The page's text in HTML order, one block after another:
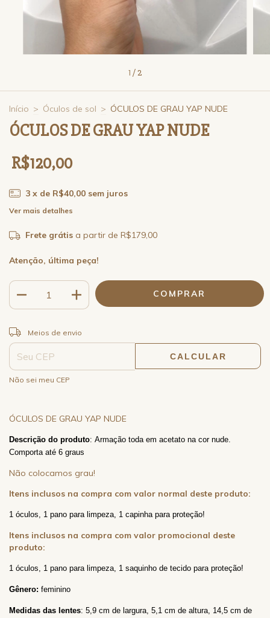
1 /2
Início > Óculos de sol > ÓCULOS DE GRAU YAP NUDE
ÓCULOS DE GRAU YAP NUDE
R$120,00
3 x de R$40,00 sem juros
Ver mais detalhes
Frete grátis a partir de R$179,00
Atenção, última peça!
Entregas para o CEP:
Meios de envio
CALCULAR
Não sei meu CEP
ÓCULOS DE GRAU YAP NUDE
Descrição do produto: Armação toda em acetato na cor nude.
Comporta até 6 graus
Não colocamos grau!
Itens inclusos na compra com valor normal deste produto:
1 óculos, 1 pano para limpeza, 1 capinha para proteção!
Itens inclusos na compra com valor promocional deste
produto:
1 óculos, 1 pano para limpeza, 1 saquinho de tecido para proteção!
Gênero: feminino
Medidas das lentes: 5,9 cm de largura, 5,1 cm de altura, 14,5 cm de